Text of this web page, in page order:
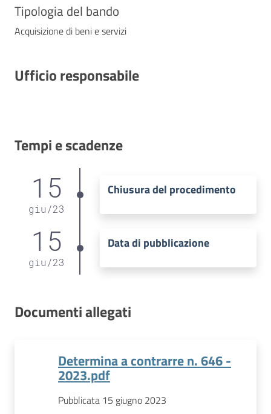
Tipologia del bando
Acquisizione di beni e servizi
Ufficio responsabile
Tempi e scadenze
15
giu /23
Chiusura del procedimento
15
giu /23
Data di pubblicazione
Documenti allegati
Determina a contrarre n. 646 -
2023.pdf
Pubblicata 15 giugno 2023